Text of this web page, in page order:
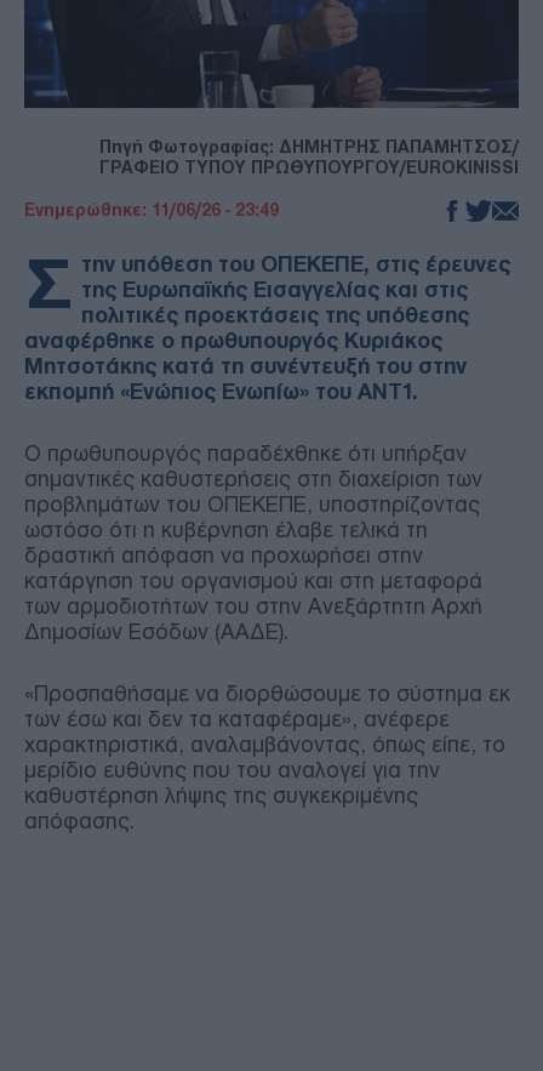
Πηγή Φωτογραφίας: ΔΗΜΗΤΡΗΣ ΠΑΠΑΜΗΤΣΟΣ/
ΓΡΑΦΕΙΟ ΤΥΠΟΥ ΠΡΩΘΥΠΟΥΡΓΟΥ/EUROKINISSI
Ενημερώθηκε: 11/06/26 - 23:49
Σ την υπόθεση του ΟΠΕΚΕΠΕ, στις έρευνες
της Ευρωπαϊκής Εισαγγελίας και στις
πολιτικές προεκτάσεις της υπόθεσης
αναφέρθηκε ο πρωθυπουργός Κυριάκος
Μητσοτάκης κατά τη συνέντευξή του στην
εκπομπή «Ενώπιος Ενωπίω» του ΑΝΤ1.
Ο πρωθυπουργός παραδέχθηκε ότι υπήρξαν
σημαντικές καθυστερήσεις στη διαχείριση των
προβλημάτων του ΟΠΕΚΕΠΕ, υποστηρίζοντας
ωστόσο ότι η κυβέρνηση έλαβε τελικά τη
δραστική απόφαση να προχωρήσει στην
κατάργηση του οργανισμού και στη μεταφορά
των αρμοδιοτήτων του στην Ανεξάρτητη Αρχή
Δημοσίων Εσόδων (ΑΑΔΕ).
«Προσπαθήσαμε να διορθώσουμε το σύστημα εκ
των έσω και δεν τα καταφέραμε», ανέφερε
χαρακτηριστικά, αναλαμβάνοντας, όπως είπε, το
μερίδιο ευθύνης που του αναλογεί για την
καθυστέρηση λήψης της συγκεκριμένης
απόφασης.